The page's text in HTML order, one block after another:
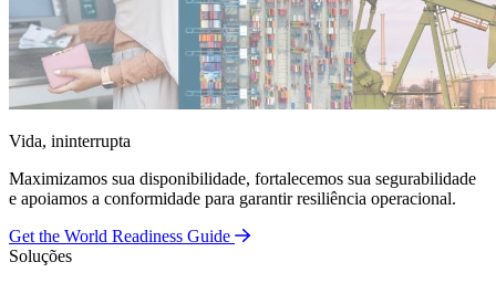
Vida, ininterrupta
Maximizamos sua disponibilidade, fortalecemos sua segurabilidade
e apoiamos a conformidade para garantir resiliência operacional.
Get the World Readiness Guide
Soluções